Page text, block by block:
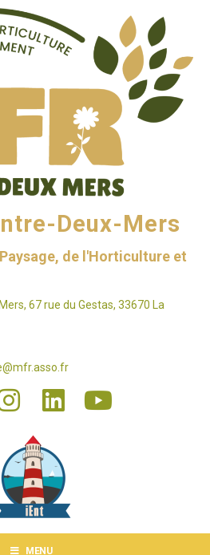
d’outils
Deux-Mers
de l'Horticulture et
67 rue du Gestas, 33670 La
MENU